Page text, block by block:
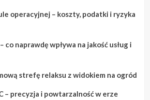
operacyjnej – koszty, podatki i ryzyka
co naprawdę wpływa na jakość usług i
strefę relaksu z widokiem na ogród
– precyzja i powtarzalność w erze